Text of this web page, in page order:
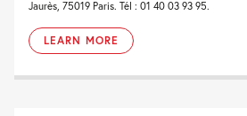
Jaurès, 75019 Paris. Tél : 01 40 03 93 95.
LEARN MORE